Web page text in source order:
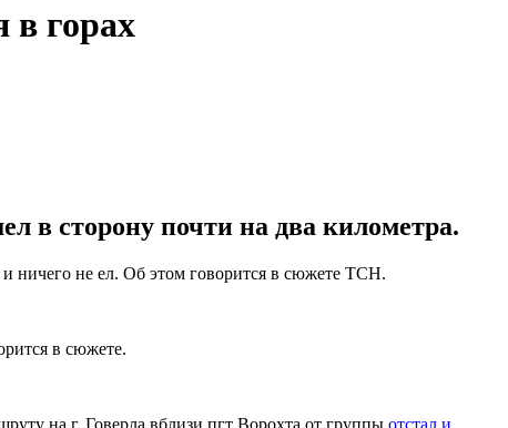
в горах
в сторону почти на два километра.
и ничего не ел. Об этом говорится в сюжете ТСН.
в сюжете.
на г. Говерла вблизи пгт Ворохта от группы отстал и